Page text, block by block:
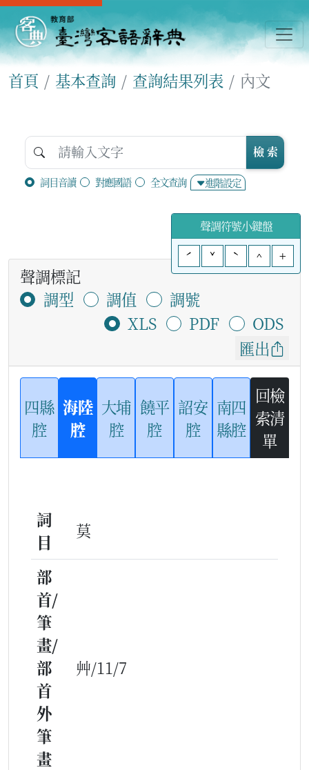
首頁 基本查詢 查詢結果列表 內文
詞目音讀 對應國語 全文查詢 進階設定
檢 索
聲調符號小鍵盤
ˊ
ˇ ˋ ^ +
聲調標記
調型
調值
調號
XLS
PDF
ODS
匯出
四縣
腔
海陸
腔
大埔
腔
饒平
腔
詔安
腔
南四
縣腔
回檢
索清
單
詞
目
莫
部
首/
筆
畫/
部
首
外
筆
畫
艸/11/7